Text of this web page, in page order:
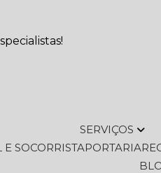
SERVIÇOS
E SOCORRISTA PORTARIA